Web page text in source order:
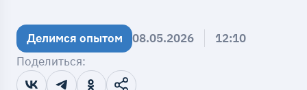
Делимся опытом 08.05.2026
12:10
Поделиться: